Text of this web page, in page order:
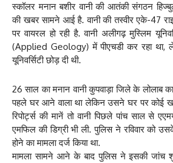
स्कॉलर मनान बशीर वानी की आतंकी संगठन
की खबर सामने आई है. वानी की तस्वीर एके-47
पर वायरल हो रही है. वानी अलीगढ़ मुस्लिम
(Applied Geology) में पीएचडी कर रहा
यूनिवर्सिटी छोड़ दी थी.
26 साल का मनान वानी कुपवाड़ा जिले के लोलाब
पहले घर आने वाला था लेकिन उसने घर पर कोई
रिपोर्ट्स की मानें तो वानी पिछले पांच साल से
एमफिल की डिग्री भी ली. पुलिस ने रविवार को
होने का मामला दर्ज किया था.
मामला सामने आने के बाद पुलिस ने इसकी जांच